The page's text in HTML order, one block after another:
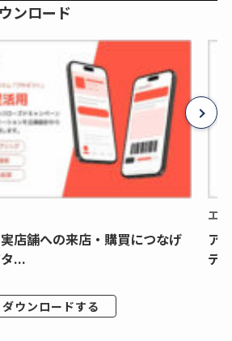
ンロード
店舗への来店・購買につなげ
...
ダウンロードする
エ
ア
デ